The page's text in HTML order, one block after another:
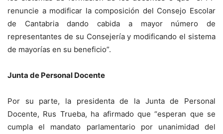
renuncie a modificar la composición del Consejo Escolar
de Cantabria dando cabida a mayor número de
representantes de su Consejería y modificando el sistema
de mayorías en su beneficio”.
Junta de Personal Docente
Por su parte, la presidenta de la Junta de Personal
Docente, Rus Trueba, ha afirmado que “esperan que se
cumpla el mandato parlamentario por unanimidad del